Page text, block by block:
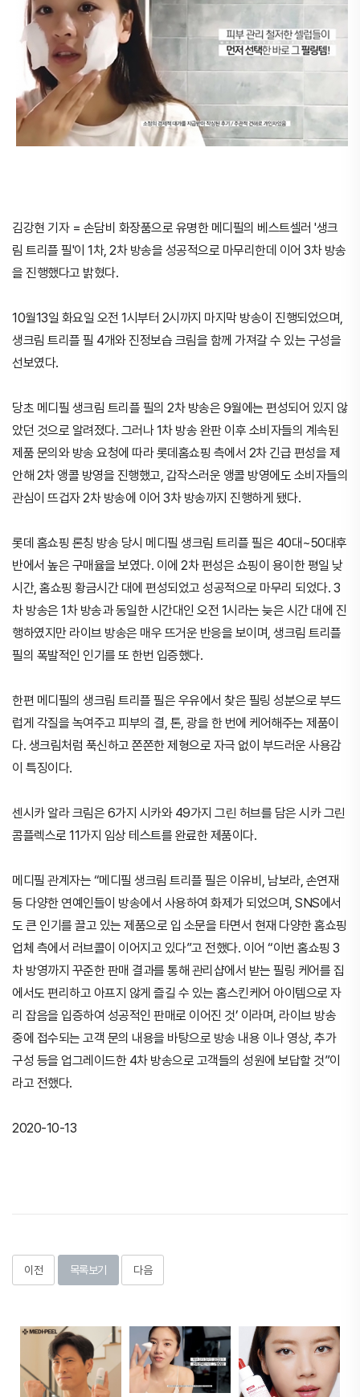
김강현 기자 = 손담비 화장품으로 유명한 메디필의 베스트셀러 '생크
림 트리플 필'이 1차, 2차 방송을 성공적으로 마무리한데 이어 3차 방송
을 진행했다고 밝혔다.
10월13일 화요일 오전 1시부터 2시까지 마지막 방송이 진행되었으며,
생크림 트리플 필 4개와 진정보습 크림을 함께 가져갈 수 있는 구성을
선보였다.
당초 메디필 생크림 트리플 필의 2차 방송은 9월에는 편성되어 있지 않
았던 것으로 알려졌다. 그러나 1차 방송 완판 이후 소비자들의 계속된
제품 문의와 방송 요청에 따라 롯데홈쇼핑 측에서 2차 긴급 편성을 제
안해 2차 앵콜 방영을 진행했고, 갑작스러운 앵콜 방영에도 소비자들의
관심이 뜨겁자 2차 방송에 이어 3차 방송까지 진행하게 됐다.
롯데 홈쇼핑 론칭 방송 당시 메디필 생크림 트리플 필은 40대~50대후
반에서 높은 구매율을 보였다. 이에 2차 편성은 쇼핑이 용이한 평일 낮
시간, 홈쇼핑 황금시간 대에 편성되었고 성공적으로 마무리 되었다. 3
차 방송은 1차 방송과 동일한 시간대인 오전 1시라는 늦은 시간 대에 진
행하였지만 라이브 방송은 매우 뜨거운 반응을 보이며, 생크림 트리플
필의 폭발적인 인기를 또 한번 입증했다.
한편 메디필의 생크림 트리플 필은 우유에서 찾은 필링 성분으로 부드
럽게 각질을 녹여주고 피부의 결, 톤, 광을 한 번에 케어해주는 제품이
다. 생크림처럼 푹신하고 쫀쫀한 제형으로 자극 없이 부드러운 사용감
이 특징이다.
센시카 알라 크림은 6가지 시카와 49가지 그린 허브를 담은 시카 그린
콤플렉스로 11가지 임상 테스트를 완료한 제품이다.
메디필 관계자는 “메디필 생크림 트리플 필은 이유비, 남보라, 손연재
등 다양한 연예인들이 방송에서 사용하여 화제가 되었으며, SNS에서
도 큰 인기를 끌고 있는 제품으로 입 소문을 타면서 현재 다양한 홈쇼핑
업체 측에서 러브콜이 이어지고 있다”고 전했다. 이어 “이번 홈쇼핑 3
차 방영까지 꾸준한 판매 결과를 통해 관리샵에서 받는 필링 케어를 집
에서도 편리하고 아프지 않게 즐길 수 있는 홈스킨케어 아이템으로 자
리 잡음을 입증하여 성공적인 판매로 이어진 것’ 이라며, 라이브 방송
중에 접수되는 고객 문의 내용을 바탕으로 방송 내용 이나 영상, 추가
구성 등을 업그레이드한 4차 방송으로 고객들의 성원에 보답할 것”이
라고 전했다.
2020-10-13
이전 목록보기 다음